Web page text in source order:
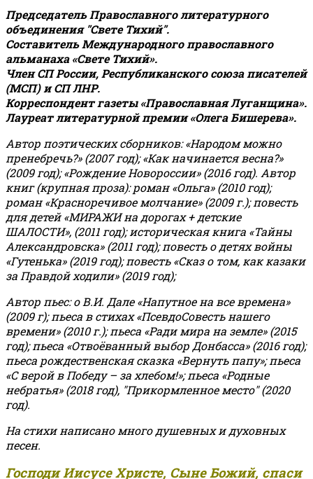
Председатель Православного литературного
объединения "Свете Тихий".
Составитель Международного православного
альманаха «Свете Тихий».
Член СП России, Республиканского союза писателей
(МСП) и СП ЛНР.
Корреспондент газеты «Православная Луганщина».
Лауреат литературной премии «Олега Бишерева».
Автор поэтических сборников: «Народом можно
пренебречь?» (2007 год); «Как начинается весна?»
(2009 год); «Рождение Новороссии» (2016 год). Автор
книг (крупная проза): роман «Ольга» (2010 год);
роман «Красноречивое молчание» (2009 г.); повесть
для детей «МИРАЖИ на дорогах + детские
ШАЛОСТИ», (2011 год); историческая книга «Тайны
Александровска» (2011 год); повесть о детях войны
«Гутенька» (2019 год); повесть «Сказ о том, как казаки
за Правдой ходили» (2019 год);
Автор пьес: о В.И. Дале «Напутное на все времена»
(2009 г); пьеса в стихах «ПсевдоСовесть нашего
времени» (2010 г.); пьеса «Ради мира на земле» (2015
год); пьеса «Отвоёванный выбор Донбасса» (2016 год);
пьеса рождественская сказка «Вернуть папу»; пьеса
«С верой в Победу – за хлебом!»;пьеса «Родные
небратья» (2018 год), "Прикормленное место" (2020
год).
На стихи написано много душевных и духовных
песен.
Господи Иисусе Христе, Сыне Божий, спаси